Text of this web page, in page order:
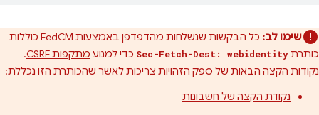
שימו לב:
כל הבקשות שנשלחות מהדפדפן באמצעות FedCM כוללות
כותרתSec-Fetch-Dest: webidentity כדי למנוע מתקפות CSRF
.
נקודות הקצה הבאות של ספק הזהויות צריכות לאשר שהכותרת הזו נכללת:
נקודת הקצה של חשבונות